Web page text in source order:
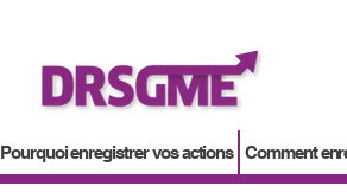
Pourquoi enregistrer vos actions Comment